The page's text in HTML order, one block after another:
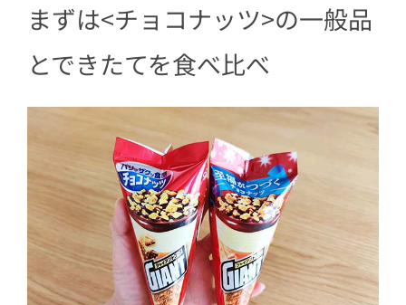
まずは<チョコナッツ>の一般品
とできたてを食べ比べ